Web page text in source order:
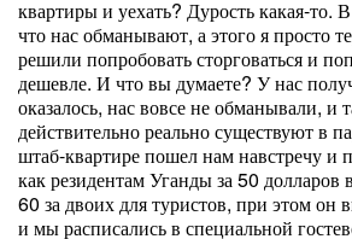
квартиры и уехать? Дурость какая-то.
что нас обманывают, а этого я просто
решили попробовать сторговаться и
дешевле. И что вы думаете? У нас
оказалось, нас вовсе не обманывали, и
действительно реально существуют в
штаб-квартире пошел нам навстречу и
как резидентам Уганды за 50
60 за двоих для туристов, при этом он
и мы расписались в специальной